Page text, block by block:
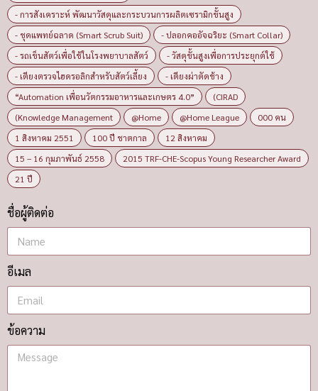
- การสังเคราะห์ พัฒนาวัสดุและกระบวนการผลิตเซรามิกขั้นสูง
- ชุดแพทย์ฉลาด (Smart Scrub Suit)
- ปลอกคออัจฉริยะ (Smart Collar)
- รถเข็นสัตว์เพื่อใช้ในโรงพยาบาลสัตว์
- วัสดุขั้นสูงเพื่อการประยุกต์ใช้
- เตียงตรวจไฮดรอลิกสำหรับสัตว์เลี้ยง
- เตียงผ่าตัดช้าง
“Automation เพื่อนวัตกรรมอาหารและเกษตร 4.0”
(CIRAD
(Knowledge Management
@Home @Home League
000 คน
1 สิงหาคม 2551
100 ปี ชาตกาล
12 สิงหาคม
15 – 16 กุมภาพันธ์ 2558
2015 TRF-CHE-Scopus Young Researcher Award
21 ปี
ชื่อผู้ติดต่อ
อีเมล
ข้อความ